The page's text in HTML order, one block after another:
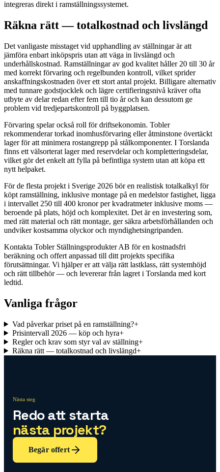
integreras direkt i ramställningssystemet.
Räkna rätt — totalkostnad och livslängd
Det vanligaste misstaget vid upphandling av ställningar är att
jämföra enbart inköpspris utan att väga in livslängd och
underhållskostnad. Ramställningar av god kvalitet håller 20 till 30 år
med korrekt förvaring och regelbunden kontroll, vilket sprider
anskaffningskostnaden över ett stort antal projekt. Billigare alternativ
med tunnare godstjocklek och lägre certifieringsnivå kräver ofta
utbyte av delar redan efter fem till tio år och kan dessutom ge
problem vid tredjepartskontroll på byggplatsen.
Förvaring spelar också roll för driftsekonomin. Tobler
rekommenderar torkad inomhusförvaring eller åtminstone övertäckt
lager för att minimera rostangrepp på stålkomponenter. I Torslanda
finns ett välsorterat lager med reservdelar och kompletteringsdelar,
vilket gör det enkelt att fylla på befintliga system utan att köpa ett
nytt helpaket.
För de flesta projekt i Sverige 2026 bör en realistisk totalkalkyl för
köpt ramställning, inklusive montage på en medelstor fastighet, ligga
i intervallet 250 till 400 kronor per kvadratmeter inklusive moms —
beroende på plats, höjd och komplexitet. Det är en investering som,
med rätt material och rätt montage, ger säkra arbetsförhållanden och
undviker kostsamma olyckor och myndighetsingripanden.
Kontakta Tobler Ställningsprodukter AB för en kostnadsfri
beräkning och offert anpassad till ditt projekts specifika
förutsättningar. Vi hjälper er att välja rätt lastklass, rätt systemhöjd
och rätt tillbehör — och levererar från lagret i Torslanda med kort
ledtid.
Vanliga frågor
Vad påverkar priset på en ramställning?+
Prisintervall 2026 — köp och hyra+
Regler och krav som styr val av ställning+
Räkna rätt — totalkostnad och livslängd+
Nästa steg
Redo att starta
nästa projekt?
Begär offert